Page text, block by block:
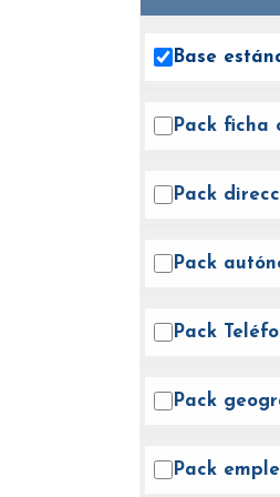
Base
Pack ficha
Pack
Pack
Pack
Pack
Pack